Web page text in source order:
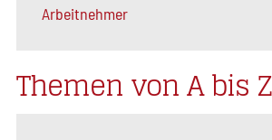
Arbeitnehmer
Themen von A bis Z